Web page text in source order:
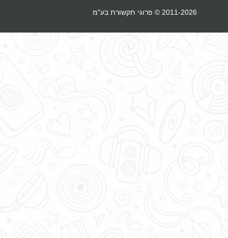
2011-2026 © פרוגי תקשורת בע"מ